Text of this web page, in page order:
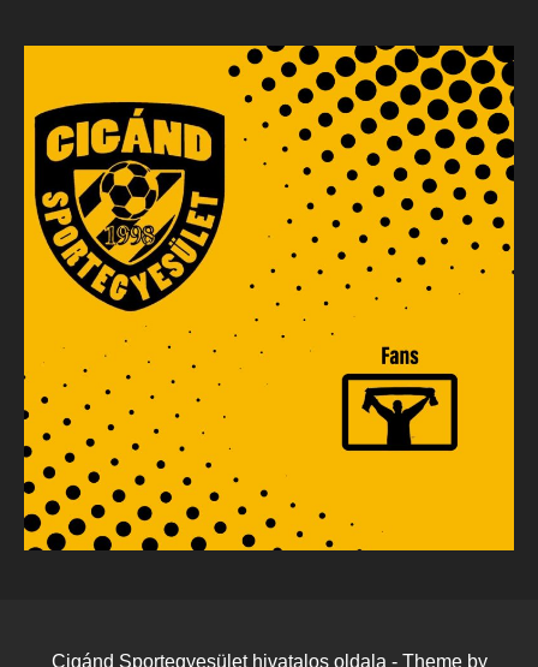
Cigánd Sportegyesület hivatalos oldala - Theme by